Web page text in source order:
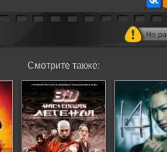
Смотрите также: